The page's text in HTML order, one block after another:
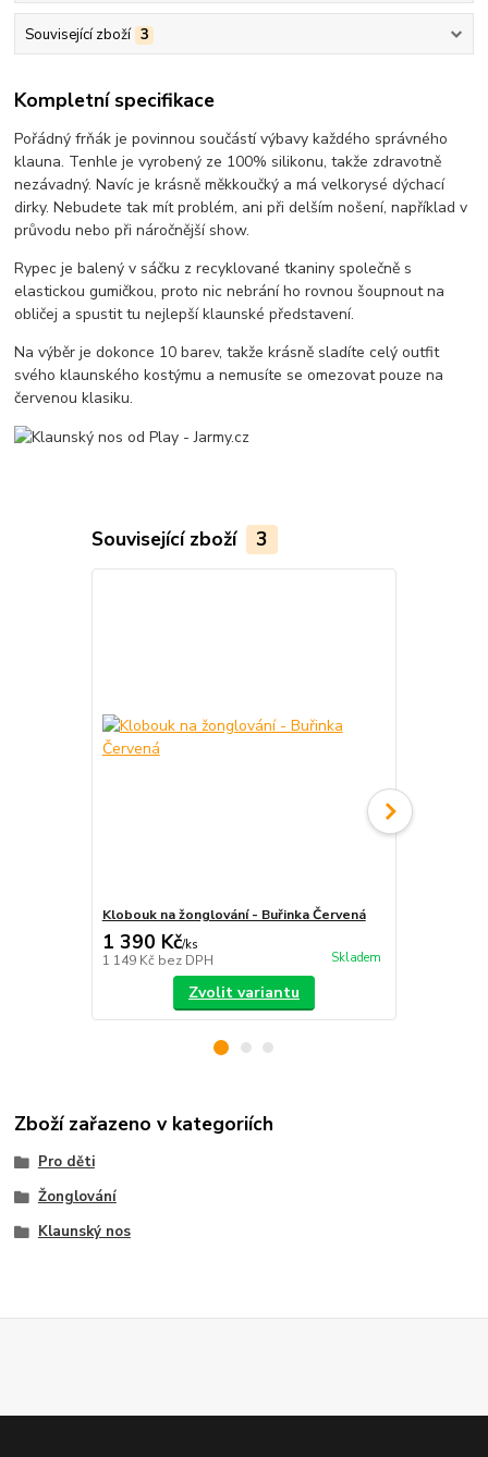
Související zboží 3
Kompletní specifikace
Pořádný frňák je povinnou součástí výbavy každého správného
klauna. Tenhle je vyrobený ze 100% silikonu, takže zdravotně
nezávadný. Navíc je krásně měkkoučký a má velkorysé dýchací
dirky. Nebudete tak mít problém, ani při delším nošení, například v
průvodu nebo při náročnější show.
Rypec je balený v sáčku z recyklované tkaniny společně s
elastickou gumičkou, proto nic nebrání ho rovnou šoupnout na
obličej a spustit tu nejlepší klaunské představení.
Na výběr je dokonce 10 barev, takže krásně sladíte celý outfit
svého klaunského kostýmu a nemusíte se omezovat pouze na
červenou klasiku.
Související zboží 3
Klobouk na žonglování - Buřinka Červená
1 390 Kč/ks
1 149 Kč bez DPH Skladem
Zvolit variantu
Zboží zařazeno v kategoriích
Pro děti
Žonglování
Klaunský nos